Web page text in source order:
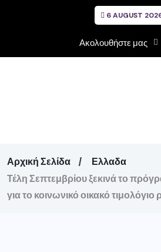
6 AUGUST
Ακολουθήστε μας
Αρχική Σελίδα
Ελλαδα
Τέλη Σεπτεμβρίου ξεκινά το
για το κοινωνικό οικακό τιμολόγιο